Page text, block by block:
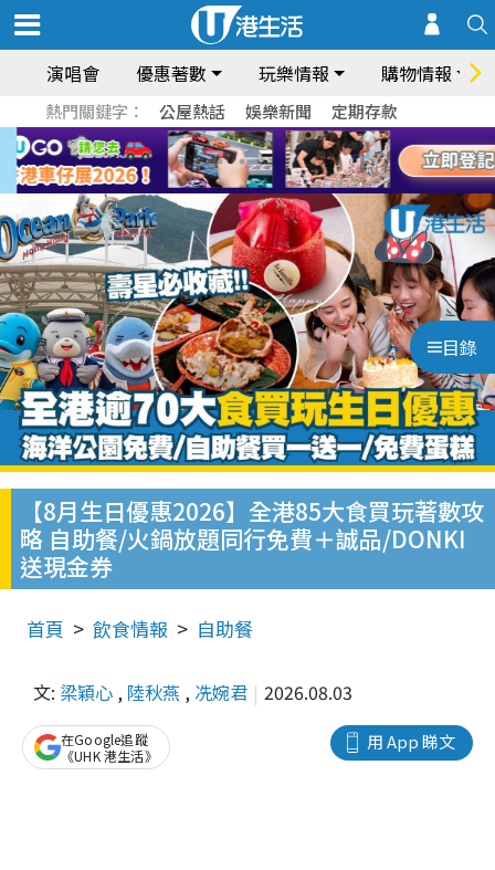
演唱會 優惠著數 玩樂情報 購物情報
熱門關鍵字： 公屋熱話 娛樂新聞 定期存款
目錄
【8月生日優惠2026】全港85大食買玩著數攻
略 自助餐/火鍋放題同行免費＋誠品/DONKI
送現金券
首頁 飲食情報 自助餐
文: 梁穎心 , 陸秋燕 , 冼婉君 2026.08.03
用 App 睇文
在Google追蹤
《UHK 港生活》